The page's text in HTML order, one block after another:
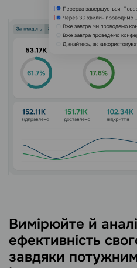
Вимірюйте й
ефективність
завдяки